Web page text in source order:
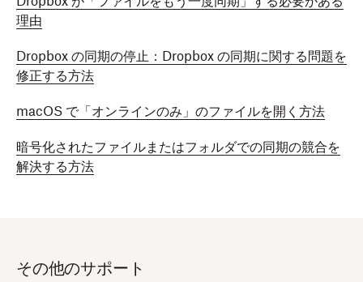
理由
Dropbox の同期の停止：Dropbox の同期に関する問題を
修正する方法
macOS で「オンラインのみ」のファイルを開く方法
暗号化されたファイルまたはフォルダでの同期の競合を
解決する方法
その他のサポート